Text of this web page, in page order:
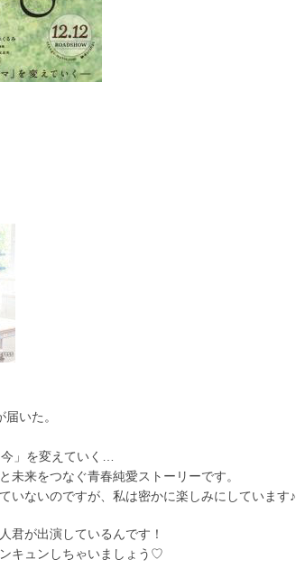
いた。
」を変えていく…
未来をつなぐ青春純愛ストーリーです。
いないのですが、私は密かに楽しみにしています♪
君が出演しているんです！
キュンしちゃいましょう♡